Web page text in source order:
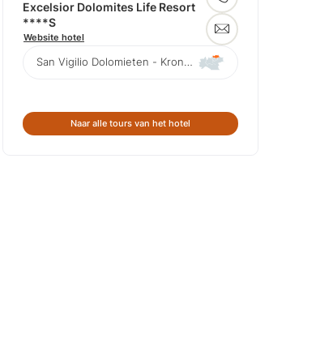
Excelsior Dolomites Life Resort
****S
Website hotel
San Vigilio Dolomieten - Kronplatz
Naar alle tours van het hotel